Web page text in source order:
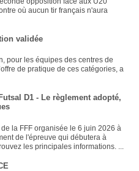
où aucun tir français n'aura
validée
pour les équipes des centres de
de pratique de ces catégories, a
D1 - Le règlement adopté,
la FFF organisée le 6 juin 2026 à
de l'épreuve qui débutera à
les principales informations. ...